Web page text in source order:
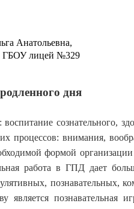
№329
дня
сознательного,
процессов: внимания,
формой
работа в ГПД дает
познавательных,
познавательная